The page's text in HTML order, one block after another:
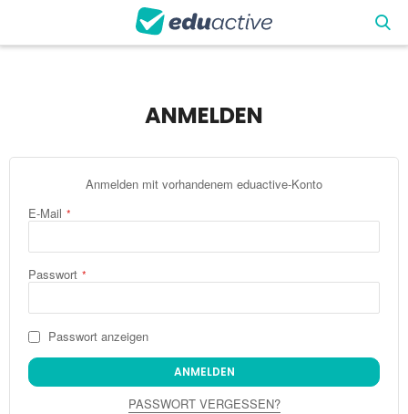
ANMELDEN
Anmelden mit vorhandenem eduactive-Konto
E-Mail
Passwort
Passwort anzeigen
ANMELDEN
PASSWORT VERGESSEN?